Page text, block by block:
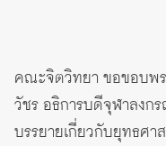
คณะจิตวิทยา ขอขอบพ
วัชร อธิการบดีจุฬาลงก
บรรยายเกี่ยวกับยุทธศ